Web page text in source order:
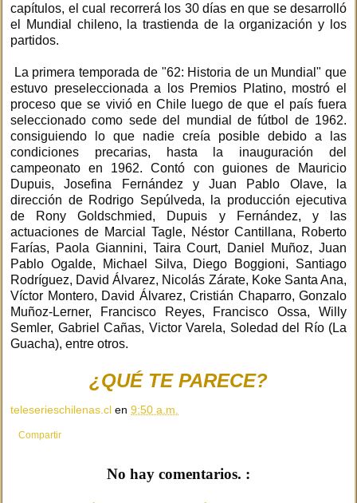
capítulos, el cual recorrerá los 30 días en que se desarrolló
el Mundial chileno, la trastienda de la organización y los
partidos.
La primera temporada de "62: Historia de un Mundial" que
estuvo preseleccionada a los Premios Platino, mostró el
proceso que se vivió en Chile luego de que el país fuera
seleccionado como sede del mundial de fútbol de 1962.
consiguiendo lo que nadie creía posible debido a las
condiciones precarias, hasta la inauguración del
campeonato en 1962. Contó con guiones de Mauricio
Dupuis, Josefina Fernández y Juan Pablo Olave, la
dirección de Rodrigo Sepúlveda, la producción ejecutiva
de Rony Goldschmied, Dupuis y Fernández, y las
actuaciones de Marcial Tagle, Néstor Cantillana, Roberto
Farías, Paola Giannini, Taira Court, Daniel Muñoz, Juan
Pablo Ogalde, Michael Silva, Diego Boggioni, Santiago
Rodríguez, David Álvarez, Nicolás Zárate, Koke Santa Ana,
Víctor Montero, David Álvarez, Cristián Chaparro, Gonzalo
Muñoz-Lerner, Francisco Reyes, Francisco Ossa, Willy
Semler, Gabriel Cañas, Victor Varela, Soledad del Río (La
Guacha), entre otros.
¿QUÉ TE PARECE?
teleserieschilenas.cl en 9:50 a.m.
Compartir
No hay comentarios. :